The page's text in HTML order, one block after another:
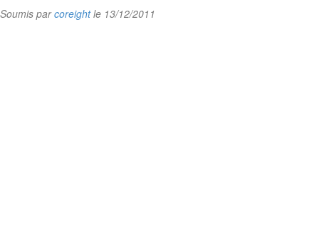
Soumis parcoreightle 13/12/2011